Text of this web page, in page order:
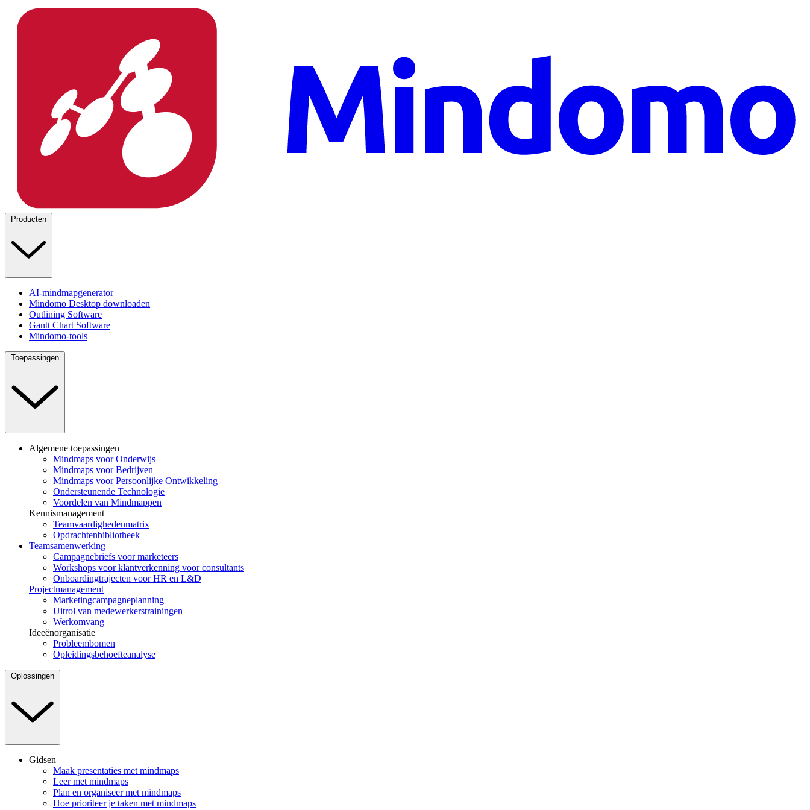
Producten
AI-mindmapgenerator
Mindomo Desktop downloaden
Outlining Software
Gantt Chart Software
Mindomo-tools
Toepassingen
Algemene toepassingen
Mindmaps voor Onderwijs
Mindmaps voor Bedrijven
Mindmaps voor Persoonlijke Ontwikkeling
Ondersteunende Technologie
Voordelen van Mindmappen
Kennismanagement
Teamvaardighedenmatrix
Opdrachtenbibliotheek
Teamsamenwerking
Campagnebriefs voor marketeers
Workshops voor klantverkenning voor consultants
Onboardingtrajecten voor HR en L&D
Projectmanagement
Marketingcampagneplanning
Uitrol van medewerkerstrainingen
Werkomvang
Ideeënorganisatie
Probleembomen
Opleidingsbehoefteanalyse
Oplossingen
Gidsen
Maak presentaties met mindmaps
Leer met mindmaps
Plan en organiseer met mindmaps
Hoe prioriteer je taken met mindmaps